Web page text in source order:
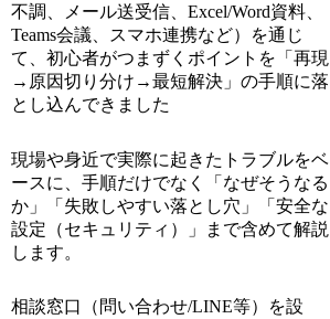
不調、メール送受信、Excel/Word資料、
Teams会議、スマホ連携など）を通じ
て、初心者がつまずくポイントを「再現
→原因切り分け→最短解決」の手順に落
とし込んできました
現場や身近で実際に起きたトラブルをベ
ースに、手順だけでなく「なぜそうなる
か」「失敗しやすい落とし穴」「安全な
設定（セキュリティ）」まで含めて解説
します。
相談窓口（問い合わせ/LINE等）を設